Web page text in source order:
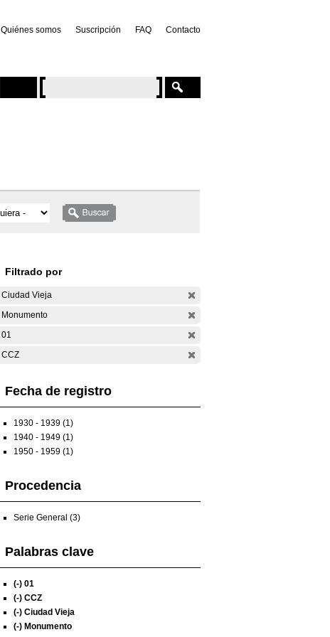
Quiénes somos Suscripción FAQ Contacto
Filtrado por
Ciudad Vieja
Monumento
01
CCZ
Fecha de registro
1930 - 1939 (1)
1940 - 1949 (1)
1950 - 1959 (1)
Procedencia
Serie General (3)
Palabras clave
(-) 01
(-) CCZ
(-) Ciudad Vieja
(-) Monumento